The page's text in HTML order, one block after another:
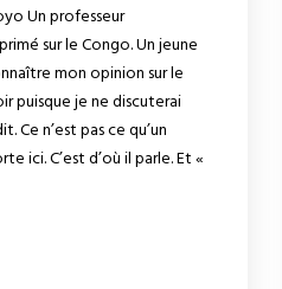
Un professeur
sur le Congo. Un jeune
mon opinion sur le
puisque je ne discuterai
Ce n’est pas ce qu’un
ici. C’est d’où il parle. Et «